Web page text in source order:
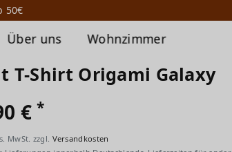
50€
Über uns Wohnzimmer
T-Shirt Origami Galaxy
€*
MwSt. zzgl. Versandkosten